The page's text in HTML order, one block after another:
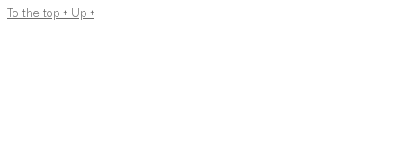
To the top↑ Up↑